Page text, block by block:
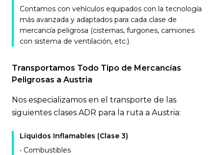
Contamos con vehículos equipados con la tecnología
más avanzada y adaptados para cada clase de
mercancía peligrosa (cisternas, furgones, camiones
con sistema de ventilación, etc.).
Transportamos Todo Tipo de Mercancías
Peligrosas a Austria
Nos especializamos en el transporte de las
siguientes clases ADR para la ruta a Austria:
Líquidos Inflamables (Clase 3)
• Combustibles